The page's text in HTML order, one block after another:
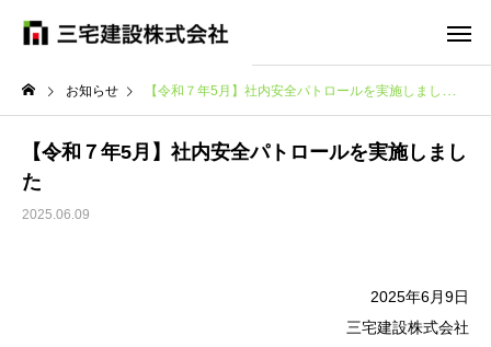
お知らせ 【令和７年5月】社内安全パトロールを実施しました
【令和７年5月】社内安全パトロールを実施しまし
た
2025.06.09
2025年6月9日
三宅建設株式会社